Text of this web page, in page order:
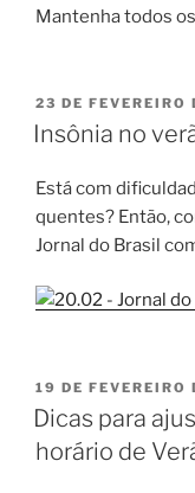
Mantenha todos
PUBLICADO
EM
23 DE FEVEREIRO
Insônia no
Está com
quentes? Então,
Jornal do Brasil
PUBLICADO
EM
19 DE FEVEREIRO
Dicas para
horário de